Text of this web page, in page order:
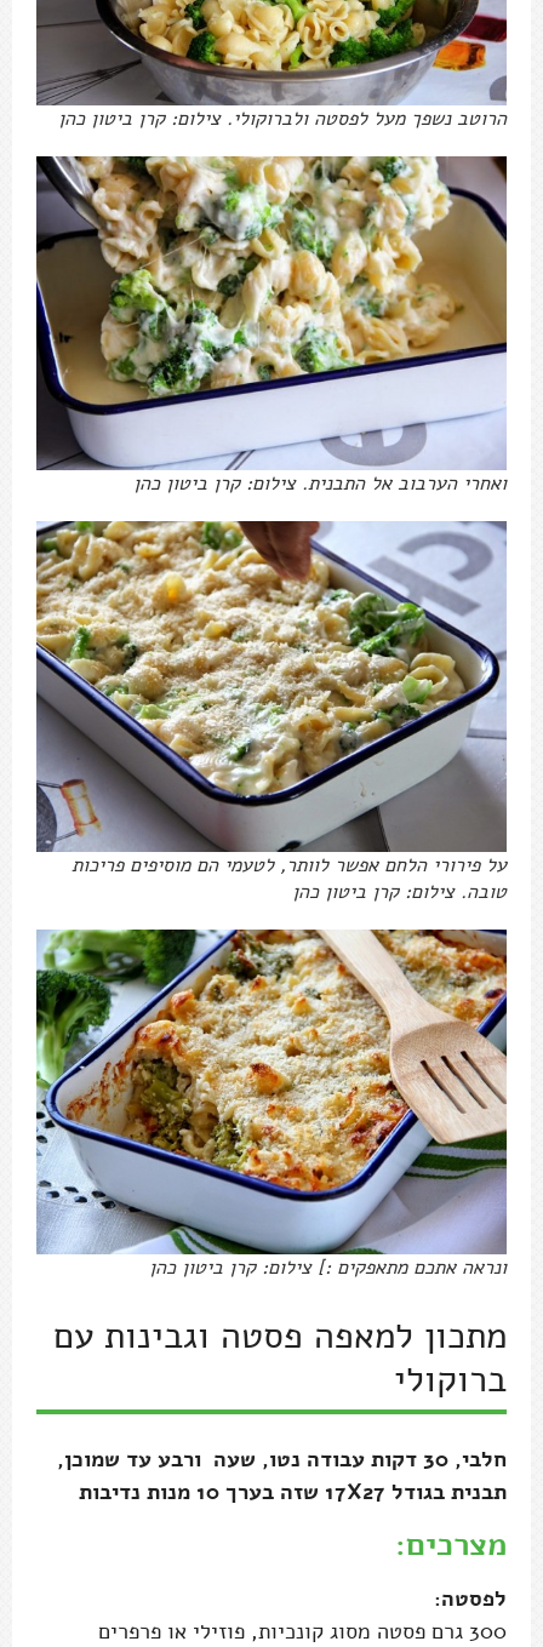
הרוטב נשפך מעל לפסטה ולברוקולי. צילום: קרן ביטון כהן
ואחרי הערבוב אל התבנית. צילום: קרן ביטון כהן
על פירורי הלחם אפשר לוותר, לטעמי הם מוסיפים פריכות
טובה. צילום: קרן ביטון כהן
ונראה אתכם מתאפקים :] צילום: קרן ביטון כהן
מתכון למאפה פסטה וגבינות עם
ברוקולי
חלבי, 30 דקות עבודה נטו, שעה ורבע עד שמוכן,
תבנית בגודל 17X27 שזה בערך 10 מנות נדיבות
מצרכים:
לפסטה:
300 גרם פסטה מסוג קונכיות, פוזילי או פרפרים